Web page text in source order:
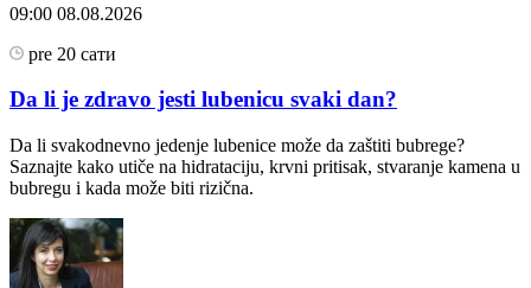
09:00 08.08.2026
pre 20 сати
Da li je zdravo jesti lubenicu svaki dan?
Da li svakodnevno jedenje lubenice može da zaštiti bubrege?
Saznajte kako utiče na hidrataciju, krvni pritisak, stvaranje kamena u
bubregu i kada može biti rizična.